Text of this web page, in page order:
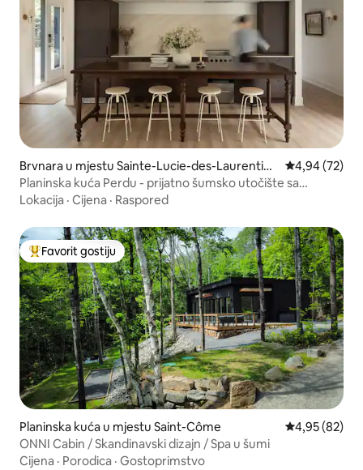
Brvnara u mjestu Sainte-Lucie-des-Laurentide
s
prosječna
4,94 (72)
Planinska kuća Perdu - prijatno šumsko utočište sa
hidromasažnom kadom
Lokacija · Cijena · Raspored
Glavni favorit gostiju
Favorit gostiju
Planinska kuća u mjestu Saint-Côme prosječna
4,95 (82)
ONNI Cabin / Skandinavski dizajn / Spa u šumi
Cijena · Porodica · Gostoprimstvo